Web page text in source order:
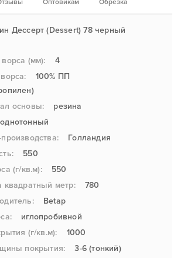
Оптовикам Обрезка
Дессерт (Dessert) 78 черный
(мм):
4
100% ПП
основы:
резина
однотонный
Голландия
550
(г/кв.м):
550
квадратный метр:
780
Betap
иглопробивной
(г/кв.м):
1000
покрытия:
3-6 (тонкий)